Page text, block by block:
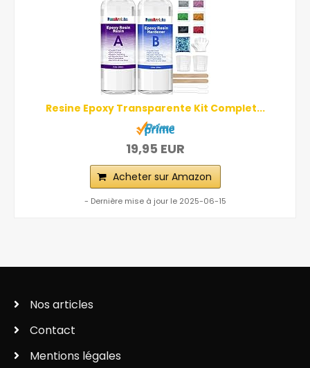
Resine Epoxy Transparente Kit Complet...
19,95 EUR
Acheter sur Amazon
- Dernière mise à jour le 2025-06-15
Nos articles
Contact
Mentions légales